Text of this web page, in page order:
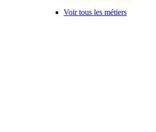
Voir tous les métiers